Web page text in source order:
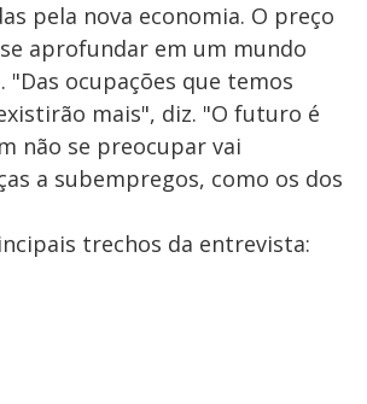
pela nova economia. O preço
aprofundar em um mundo
"Das ocupações que temos
mais", diz. "O futuro é
não se preocupar vai
a subempregos, como os dos
trechos da entrevista: